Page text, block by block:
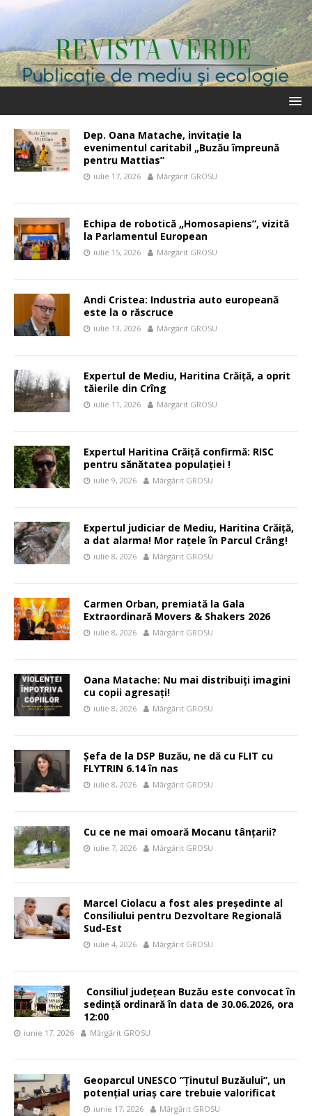
Dep. Oana Matache, invitație la
evenimentul caritabil „Buzău împreună
pentru Mattias”
iulie 17, 2026 Mărgărit GROSU
Echipa de robotică „Homosapiens”, vizită
la Parlamentul European
iulie 15, 2026 Mărgărit GROSU
Andi Cristea: Industria auto europeană
este la o răscruce
iulie 13, 2026 Mărgărit GROSU
Expertul de Mediu, Haritina Crăiță, a oprit
tăierile din Crîng
iulie 11, 2026 Mărgărit GROSU
Expertul Haritina Crăiță confirmă: RISC
pentru sănătatea populației !
iulie 9, 2026 Mărgărit GROSU
Expertul judiciar de Mediu, Haritina Crăiță,
a dat alarma! Mor rațele în Parcul Crâng!
iulie 8, 2026 Mărgărit GROSU
Carmen Orban, premiată la Gala
Extraordinară Movers & Shakers 2026
iulie 8, 2026 Mărgărit GROSU
Oana Matache: Nu mai distribuiți imagini
cu copii agresați!
iulie 8, 2026 Mărgărit GROSU
Șefa de la DSP Buzău, ne dă cu FLIT cu
FLYTRIN 6.14 în nas
iulie 8, 2026 Mărgărit GROSU
Cu ce ne mai omoară Mocanu tânțarii?
iulie 7, 2026 Mărgărit GROSU
Marcel Ciolacu a fost ales președinte al
Consiliului pentru Dezvoltare Regională
Sud-Est
iulie 4, 2026 Mărgărit GROSU
Consiliul județean Buzău este convocat în
sedință ordinară în data de 30.06.2026, ora
12:00
iunie 17, 2026 Mărgărit GROSU
Geoparcul UNESCO ”Ținutul Buzăului”, un
potențial uriaș care trebuie valorificat
iunie 17, 2026 Mărgărit GROSU